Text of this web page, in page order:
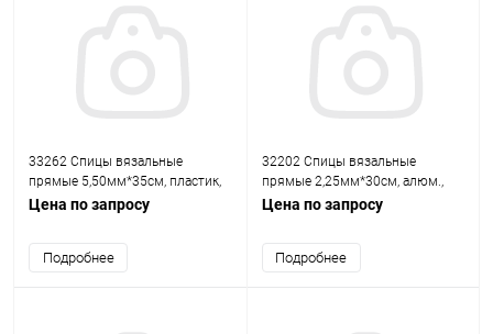
33262 Спицы вязальные
прямые 5,50мм*35см, пластик,
2шт PONY
Цена по запросу
Подробнее
32202 Спицы вязальные
прямые 2,25мм*30см, алюм.,
2шт PONY
Цена по запросу
Подробнее